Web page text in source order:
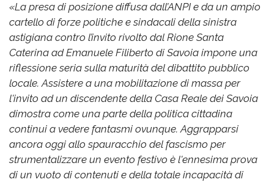
«La presa di posizione diffusa dall’ANPI e da un ampio
cartello di forze politiche e sindacali della sinistra
astigiana contro l’invito rivolto dal Rione Santa
Caterina ad Emanuele Filiberto di Savoia impone una
riflessione seria sulla maturità del dibattito pubblico
locale. Assistere a una mobilitazione di massa per
l'invito ad un discendente della Casa Reale dei Savoia
dimostra come una parte della politica cittadina
continui a vedere fantasmi ovunque. Aggrapparsi
ancora oggi allo spauracchio del fascismo per
strumentalizzare un evento festivo è l'ennesima prova
di un vuoto di contenuti e della totale incapacità di